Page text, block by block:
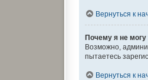
Вернуться к
Почему я не могу
Возможно,
пытаетесь
Вернуться к